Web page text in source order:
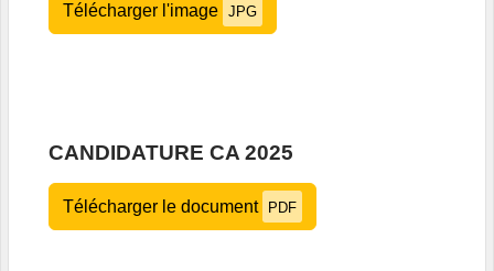
Télécharger l'image JPG
CANDIDATURE CA 2025
Télécharger le document PDF